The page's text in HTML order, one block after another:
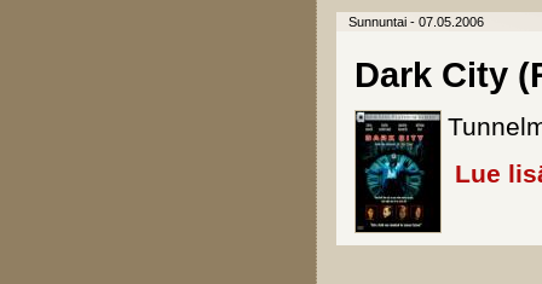
Sunnuntai - 07.05.2006
Dark City
Lue